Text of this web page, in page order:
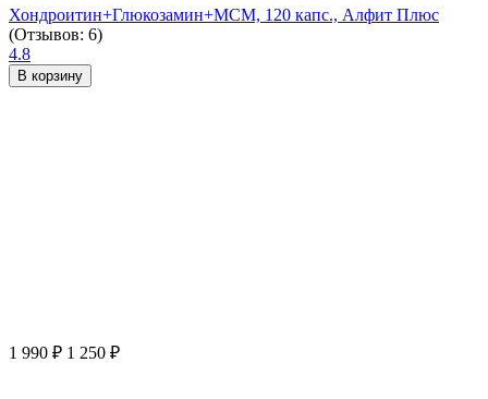
Хондроитин+Глюкозамин+МСМ, 120 капс., Алфит Плюс
(Отзывов: 6)
4.8
В корзину
1 990 ₽ 1 250 ₽